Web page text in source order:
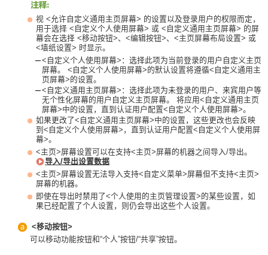
视 <允许自定义通用主页屏幕> 的设置以及登录用户的权限而定，
用于选择 <自定义个人使用屏幕> 或 <自定义通用主页屏幕> 的屏
幕会在选择 <移动按钮>、<编辑按钮>、<主页屏幕布局设置> 或
<墙纸设置> 时显示。
<自定义个人使用屏幕>：选择此项为当前登录的用户自定义主页
屏幕。 <自定义个人使用屏幕>的默认设置将遵循<自定义通用主
页屏幕>的设置。
<自定义通用主页屏幕>：选择此项为未登录的用户、来宾用户等
无个性化屏幕的用户自定义主页屏幕。 将应用<自定义通用主页
屏幕>中的设置，直到认证用户配置<自定义个人使用屏幕>。
如果更改了<自定义通用主页屏幕>中的设置，这些更改也会反映
到<自定义个人使用屏幕>，直到认证用户配置<自定义个人使用屏
幕>。
<主页>屏幕设置可以在支持<主页>屏幕的机器之间导入/导出。
导入/导出设置数据
<主页>屏幕设置无法导入支持<自定义菜单>屏幕但不支持<主页>
屏幕的机器。
即使在导出时禁用了<个人使用的主页管理设置>的某些设置，如
果已经配置了个人设置，则仍会导出这些个人设置。
<移动按钮>
可以移动功能按钮和“个人”按钮/“共享”按钮。